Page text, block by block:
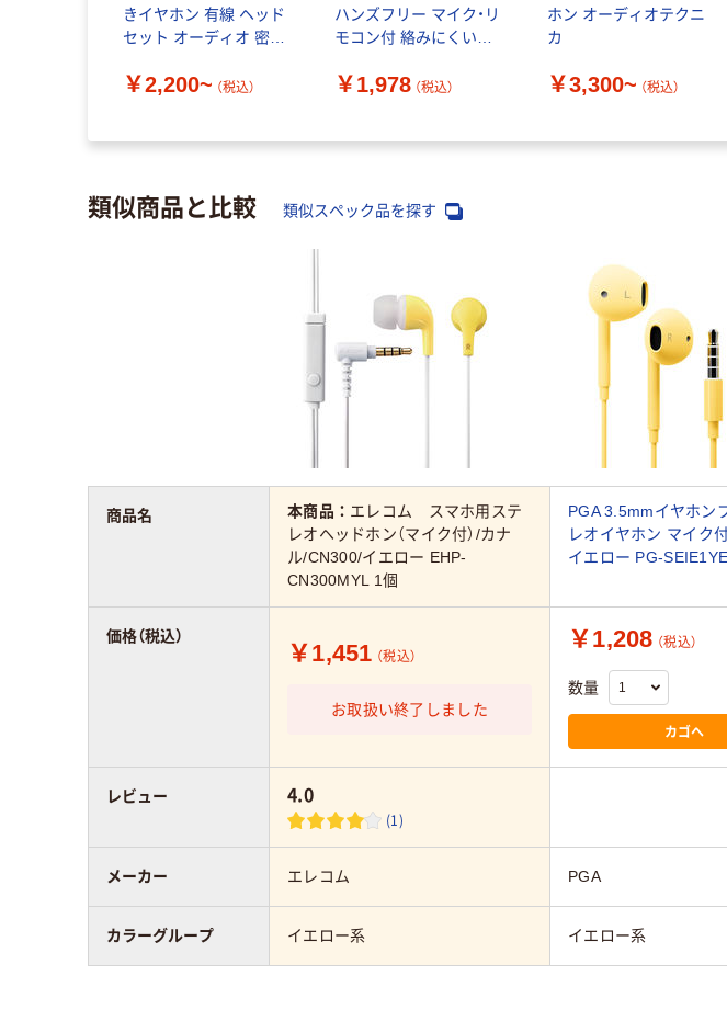
きイヤホン 有線 ヘッド
セット オーディオ 密閉
オインサイドホン
￥2,200~ （税込）
ハンズフリー マイク・リ
モコン付 絡みにくいフ
ーイヤー ブラック オウ
￥1,978 （税込）
ホン オーディオテクニ
カ
￥3,300~ （税込）
類似商品と比較 類似スペック品を探す
商品名 本商品： エレコム スマホ用ステ
レオヘッドホン（マイク付）/カナ
ル/CN300/イエロー EHP-
CN300MYL 1個
PGA 3.5mmイヤホン
レオイヤホン マイク
イエロー PG-
価格（税込）
￥1,451 （税込）
お取扱い終了しました
￥1,208 （税込）
数量
カゴへ
レビュー 4.0
(1)
メーカー エレコム PGA
カラーグループ イエロー系 イエロー系